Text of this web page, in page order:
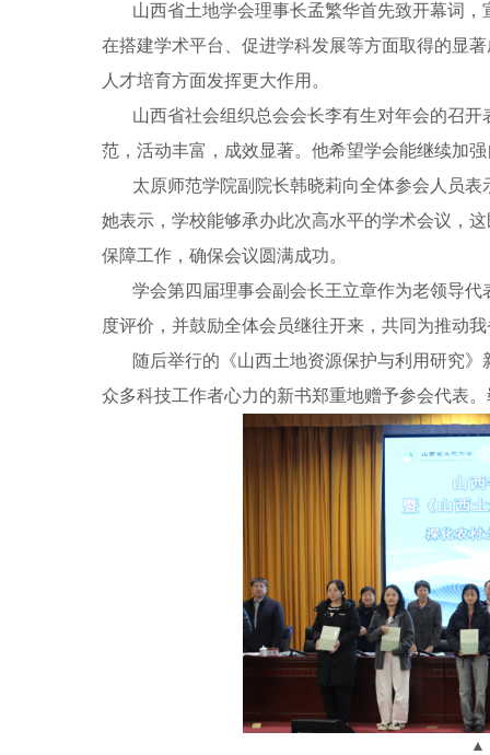
山西省土地学会理事长孟繁华首先致开幕词
在搭建学术平台、促进学科发展等方面取得的显
人才培育方面发挥更大作用。
山西省社会组织总会会长李有生对年会的召
范，活动丰富，成效显著。他希望学会能继续加
太原师范学院副院长韩晓莉向全体参会人员
她表示，学校能够承办此次高水平的学术会议，
保障工作，确保会议圆满成功。
学会第四届理事会副会长王立章作为老领导
度评价，并鼓励全体会员继往开来，共同为推动
随后举行的《山西土地资源保护与利用研究
众多科技工作者心力的新书郑重地赠予参会代表
▲